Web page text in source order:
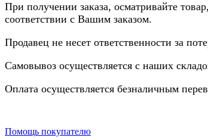
При получении заказа, осматривайте
соответствии с Вашим заказом.
Продавец не несет ответственности за
Самовывоз осуществляется с наших
Оплата осуществляется безналичным
Помощь покупателю